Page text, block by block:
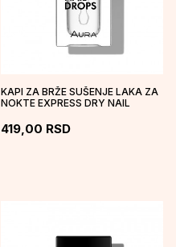
KAPI ZA BRŽE SUŠENJE LAKA ZA
NOKTE EXPRESS DRY NAIL
419,00 RSD